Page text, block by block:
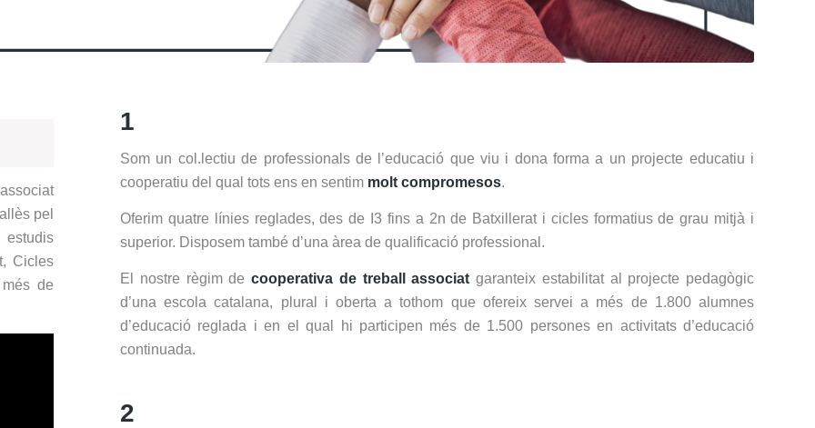
pel
Cicles
de
1
Som un col.lectiu de professionals de l’educació que viu i dona forma a un projecte educatiu i
cooperatiu del qual tots ens en sentim molt compromesos.
Oferim quatre línies reglades, des de I3 fins a 2n de Batxillerat i cicles formatius de grau mitjà i
superior. Disposem també d’una àrea de qualificació professional.
El nostre règim decooperativa de treball associat garanteix estabilitat al projecte pedagògic
d’una escola catalana, plural i oberta a tothom que ofereix servei a més de 1.800 alumnes
d’educació reglada i en el qual hi participen més de 1.500 persones en activitats d’educació
continuada.
2